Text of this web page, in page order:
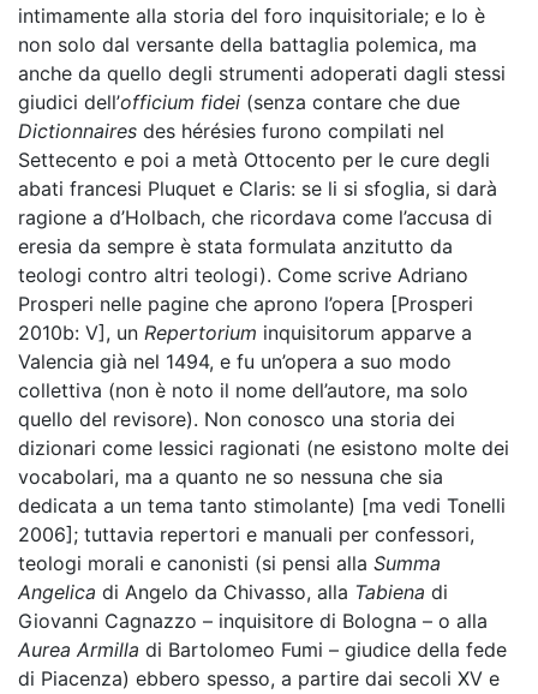
intimamente alla storia del foro inquisitoriale; e lo è
non solo dal versante della battaglia polemica, ma
anche da quello degli strumenti adoperati dagli stessi
giudici dell’officium fidei (senza contare che due
Dictionnaires des hérésies furono compilati nel
Settecento e poi a metà Ottocento per le cure degli
abati francesi Pluquet e Claris: se li si sfoglia, si darà
ragione a d’Holbach, che ricordava come l’accusa di
eresia da sempre è stata formulata anzitutto da
teologi contro altri teologi). Come scrive Adriano
Prosperi nelle pagine che aprono l’opera [Prosperi
2010b: V], un Repertorium inquisitorum apparve a
Valencia già nel 1494, e fu un’opera a suo modo
collettiva (non è noto il nome dell’autore, ma solo
quello del revisore). Non conosco una storia dei
dizionari come lessici ragionati (ne esistono molte dei
vocabolari, ma a quanto ne so nessuna che sia
dedicata a un tema tanto stimolante) [ma vedi Tonelli
2006]; tuttavia repertori e manuali per confessori,
teologi morali e canonisti (si pensi alla Summa
Angelica di Angelo da Chivasso, alla Tabiena di
Giovanni Cagnazzo – inquisitore di Bologna – o alla
Aurea Armilla di Bartolomeo Fumi – giudice della fede
di Piacenza) ebbero spesso, a partire dai secoli XV e